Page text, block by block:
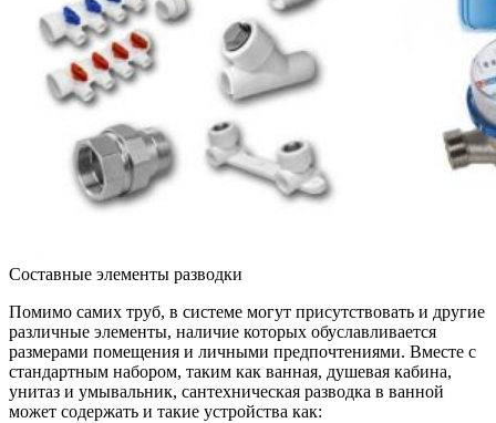
Составные элементы разводки
Помимо самих труб, в системе могут присутствовать и другие
различные элементы, наличие которых обуславливается
размерами помещения и личными предпочтениями. Вместе с
стандартным набором, таким как ванная, душевая кабина,
унитаз и умывальник, сантехническая разводка в ванной
может содержать и такие устройства как: